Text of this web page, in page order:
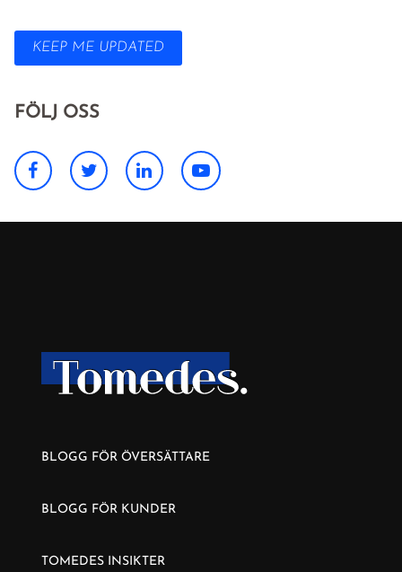
KEEP ME UPDATED
FÖLJ OSS
BLOGG FÖR ÖVERSÄTTARE
BLOGG FÖR KUNDER
TOMEDES INSIKTER